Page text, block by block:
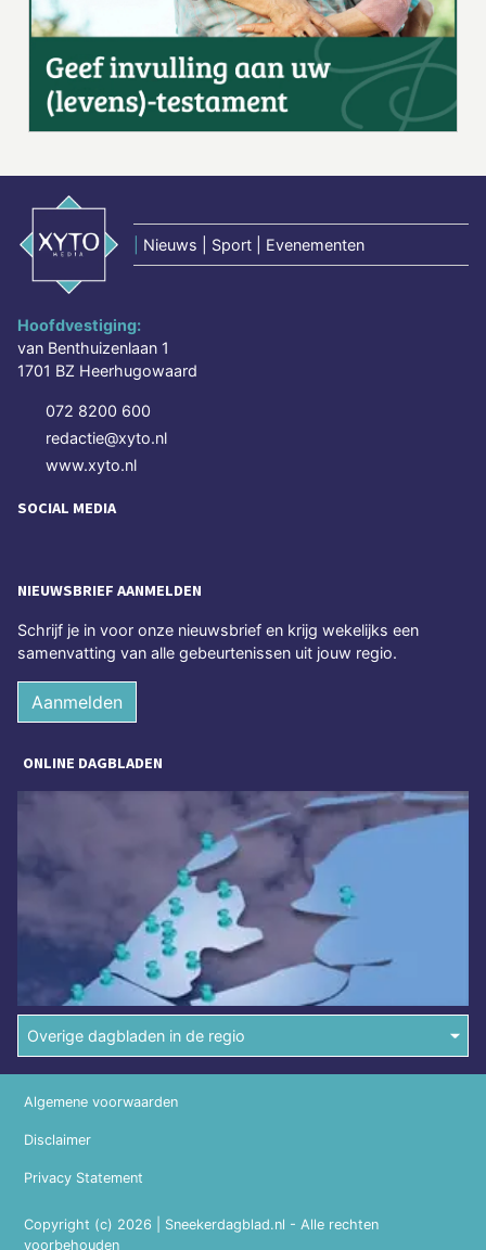
Nieuws | Sport | Evenementen
Hoofdvestiging:
van Benthuizenlaan 1
1701 BZ Heerhugowaard
072 8200 600
redactie@xyto.nl
www.xyto.nl
SOCIAL MEDIA
NIEUWSBRIEF AANMELDEN
Schrijf je in voor onze nieuwsbrief en krijg wekelijks een
samenvatting van alle gebeurtenissen uit jouw regio.
Aanmelden
ONLINE DAGBLADEN
Overige dagbladen in de regio
Copyright (c) 2026 | Sneekerdagblad.nl - Alle rechten
voorbehouden
Algemene voorwaarden
Disclaimer
Privacy Statement